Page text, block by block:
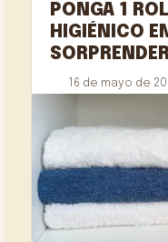
PONGA 1
HIGIÉNICO
16 de mayo de